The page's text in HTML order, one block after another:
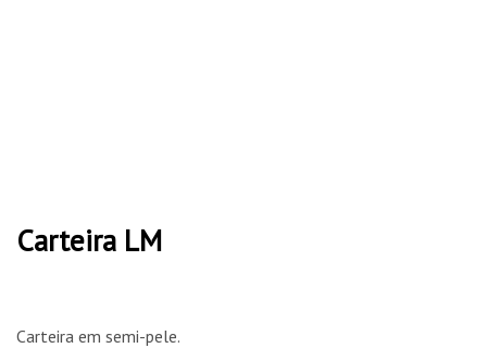
Carteira LM
Carteira em semi-pele.